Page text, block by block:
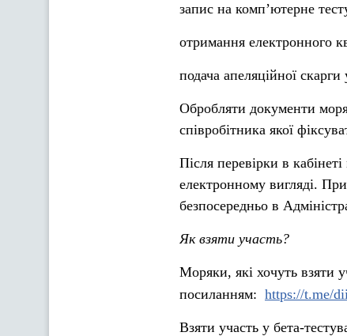
запис на компʼютерне
отримання електронного
подача апеляційної скарги
Обробляти документи
співробітника якої
Після перевірки в
електронному вигляді.
безпосередньо в
Як взяти участь?
Моряки, які хочуть взяти
посиланням: https://t.me/
Взяти участь у бета-